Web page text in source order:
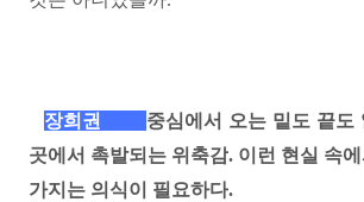
장희권 중심에서 오는 밑도 끝도
곳에서 촉발되는 위축감. 이런 현실 속
가지는 의식이 필요하다.